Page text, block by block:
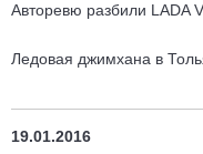
Авторевю разбили LADA
Ледовая джимхана в
19.01.2016